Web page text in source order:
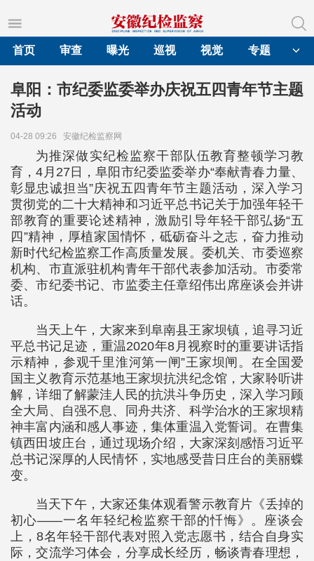
首页
审查 曝光 巡视 视觉 专题
阜阳：市纪委监委举办庆祝五四青年节主题
活动
04-28 09:26 安徽纪检监察网
为推深做实纪检监察干部队伍教育整顿学习教
育，4月27日，阜阳市纪委监委举办“奉献青春力量、
彰显忠诚担当”庆祝五四青年节主题活动，深入学习
贯彻党的二十大精神和习近平总书记关于加强年轻干
部教育的重要论述精神，激励引导年轻干部弘扬“五
四”精神，厚植家国情怀，砥砺奋斗之志，奋力推动
新时代纪检监察工作高质量发展。委机关、市委巡察
机构、市直派驻机构青年干部代表参加活动。市委常
委、市纪委书记、市监委主任章绍伟出席座谈会并讲
话。
当天上午，大家来到阜南县王家坝镇，追寻习近
平总书记足迹，重温2020年8月视察时的重要讲话指
示精神，参观千里淮河第一闸”王家坝闸。在全国爱
国主义教育示范基地王家坝抗洪纪念馆，大家聆听讲
解，详细了解蒙洼人民的抗洪斗争历史，深入学习顾
全大局、自强不息、同舟共济、科学治水的王家坝精
神丰富内涵和感人事迹，集体重温入党誓词。在曹集
镇西田坡庄台，通过现场介绍，大家深刻感悟习近平
总书记深厚的人民情怀，实地感受昔日庄台的美丽蝶
变。
当天下午，大家还集体观看警示教育片《丢掉的
初心——一名年轻纪检监察干部的忏悔》。座谈会
上，8名年轻干部代表对照入党志愿书，结合自身实
际，交流学习体会，分享成长经历，畅谈青春理想，